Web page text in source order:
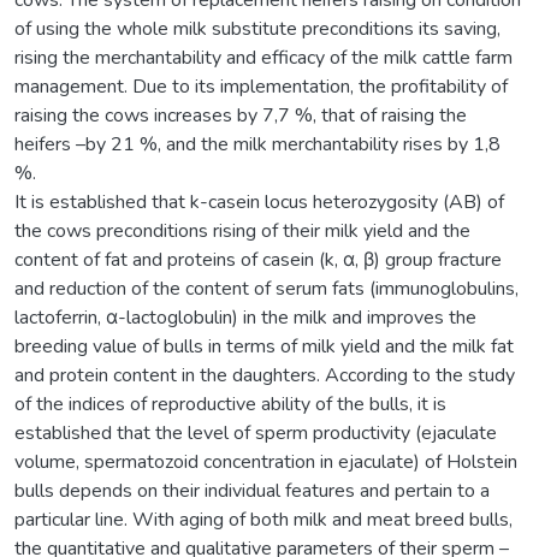
of using the whole milk substitute preconditions its saving,
rising the merchantability and efficacy of the milk cattle farm
management. Due to its implementation, the profitability of
raising the cows increases by 7,7 %, that of raising the
heifers –by 21 %, and the milk merchantability rises by 1,8
%.
It is established that k-casein locus heterozygosity (AB) of
the cows preconditions rising of their milk yield and the
content of fat and proteins of casein (k, α, β) group fracture
and reduction of the content of serum fats (immunoglobulins,
lactoferrin, α-lactoglobulin) in the milk and improves the
breeding value of bulls in terms of milk yield and the milk fat
and protein content in the daughters. According to the study
of the indices of reproductive ability of the bulls, it is
established that the level of sperm productivity (ejaculate
volume, spermatozoid concentration in ejaculate) of Holstein
bulls depends on their individual features and pertain to a
particular line. With aging of both milk and meat breed bulls,
the quantitative and qualitative parameters of their sperm –